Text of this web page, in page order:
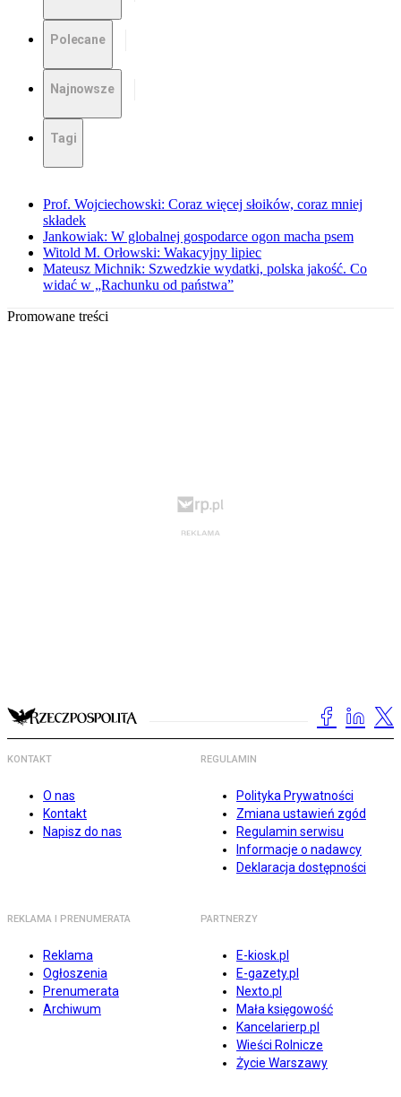
Polecane
Najnowsze
Tagi
Prof. Wojciechowski: Coraz więcej słoików, coraz mniej
składek
Jankowiak: W globalnej gospodarce ogon macha psem
Witold M. Orłowski: Wakacyjny lipiec
Mateusz Michnik: Szwedzkie wydatki, polska jakość. Co
widać w „Rachunku od państwa”
Promowane treści
KONTAKT
O nas
Kontakt
Napisz do nas
REGULAMIN
Polityka Prywatności
Zmiana ustawień zgód
Regulamin serwisu
Informacje o nadawcy
Deklaracja dostępności
REKLAMA I PRENUMERATA
Reklama
Ogłoszenia
Prenumerata
Archiwum
PARTNERZY
E-kiosk.pl
E-gazety.pl
Nexto.pl
Mała księgowość
Kancelarierp.pl
Wieści Rolnicze
Życie Warszawy